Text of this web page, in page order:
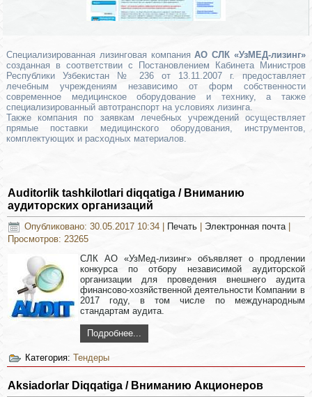
Специализированная лизинговая компанияАО СЛК «УзМЕД-лизинг»
созданная в соответствии с Постановлением Кабинета Министров
Республики Узбекистан № 236 от 13.11.2007 г. предоставляет
лечебным учреждениям независимо от форм собственности
современное медицинское оборудование и технику, а также
специализированный автотранспорт на условиях лизинга.
Также компания по заявкам лечебных учреждений осуществляет
прямые поставки медицинского оборудования, инструментов,
комплектующих и расходных материалов.
Auditorlik tashkilotlari diqqatiga / Вниманию
аудиторских организаций
Опубликовано: 30.05.2017 10:34 Печать Электронная почта
Просмотров: 23265
СЛК АО «УзМед-лизинг» объявляет о продлении
конкурса по отбору независимой аудиторской
организации для проведения внешнего аудита
финансово-хозяйственной деятельности Компании в
2017 году, в том числе по международным
стандартам аудита.
Подробнее...
Категория:Тендеры
Aksiadorlar Diqqatiga / Вниманию Акционеров